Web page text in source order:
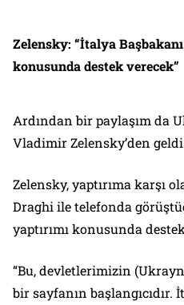
Zelensky: “İtalya
konusunda destek verecek”
Ardından bir paylaşım da
Vladimir Zelensky’den
Zelensky, yaptırıma karşı
Draghi ile telefonda
yaptırımı konusunda
“Bu, devletlerimizin
bir sayfanın başlangıcıdır.